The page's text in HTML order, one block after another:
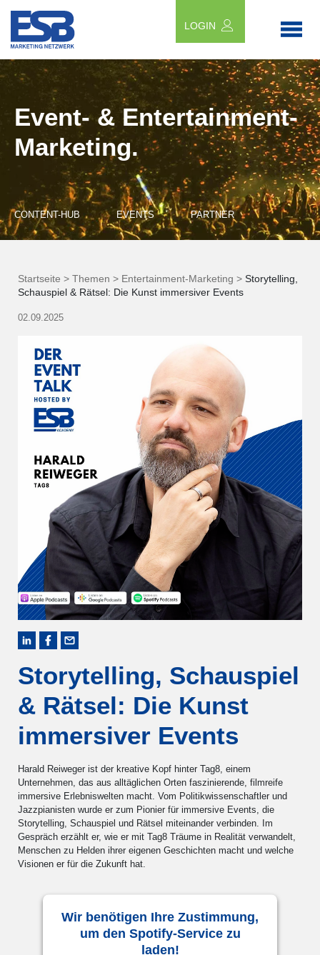
LOGIN
Event- & Entertainment-
Marketing.
CONTENT-HUB EVENTS PARTNER
Startseite > Themen > Entertainment-Marketing > Storytelling,
Schauspiel & Rätsel: Die Kunst immersiver Events
02.09.2025
Storytelling, Schauspiel
& Rätsel: Die Kunst
immersiver Events
Harald Reiweger ist der kreative Kopf hinter Tag8, einem
Unternehmen, das aus alltäglichen Orten faszinierende, filmreife
immersive Erlebniswelten macht. Vom Politikwissenschaftler und
Jazzpianisten wurde er zum Pionier für immersive Events, die
Storytelling, Schauspiel und Rätsel miteinander verbinden. Im
Gespräch erzählt er, wie er mit Tag8 Träume in Realität verwandelt,
Menschen zu Helden ihrer eigenen Geschichten macht und welche
Visionen er für die Zukunft hat.
Wir benötigen Ihre Zustimmung,
um den Spotify-Service zu
laden!